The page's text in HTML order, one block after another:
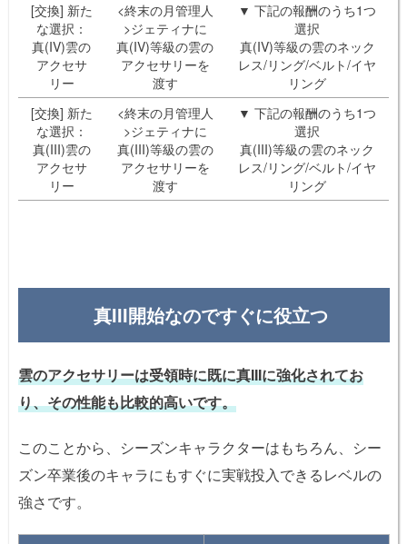
[交換] 新た
な選択：
真(IV)雲の
アクセサ
リー
<終末の月管理人
>ジェティナに
真(IV)等級の雲の
アクセサリーを
渡す
▼ 下記の報酬のうち1つ
選択
真(IV)等級の雲のネック
レス/リング/ベルト/イヤ
リング
[交換] 新た
な選択：
真(III)雲の
アクセサ
リー
<終末の月管理人
>ジェティナに
真(III)等級の雲の
アクセサリーを
渡す
▼ 下記の報酬のうち1つ
選択
真(III)等級の雲のネック
レス/リング/ベルト/イヤ
リング
真III開始なのですぐに役立つ
雲のアクセサリーは受領時に既に真IIIに強化されてお
り、その性能も比較的高いです。
このことから、シーズンキャラクターはもちろん、シー
ズン卒業後のキャラにもすぐに実戦投入できるレベルの
強さです。